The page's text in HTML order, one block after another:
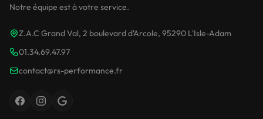
Notre équipe est à votre service.
Z.A.C Grand Val, 2 boulevard d'Arcole, 95290 L'Isle-Adam
01.34.69.47.97
contact@rs-performance.fr